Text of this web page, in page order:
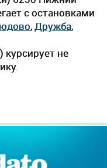
c остановками
, Дружба,
курсирует не